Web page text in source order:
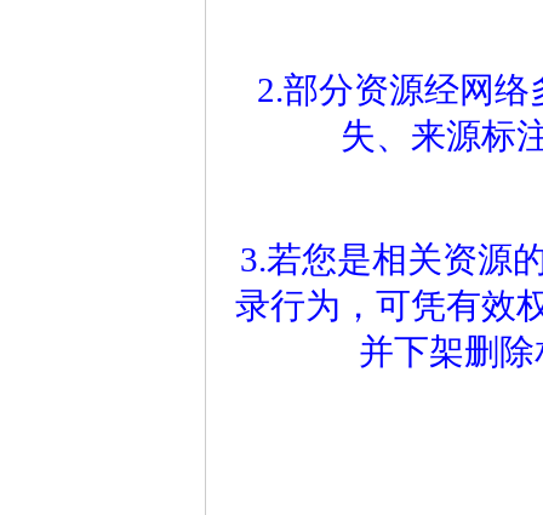
2.部分资源经网
失、来源标
3.若您是相关资源
录行为，可凭有效
并下架删